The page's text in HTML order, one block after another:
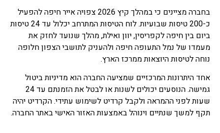
בחברה מציינים כי במהלך קיץ 2026 צפויה אייר חיפה להפעיל
כ-200 טיסות שבועיות. לוח הטיסות המתרחב יכלול עד 24 טיסות
ביום בין חיפה לקפריסין, יוון ואילת, מהלך שנועד לחזק את
מעמדו של נמל התעופה חיפה ולהעניק לתושבי הצפון חלופה
נוחה לטיסות היוצאות ממרכז הארץ.
אחד היתרונות המרכזיים שמציעה החברה הוא מדיניות ביטול
גמישה. הנוסעים יכולים לשנות או לבטל את הזמנתם עד 24
שעות לפני ההמראה ולקבל קרדיט לשימוש עתידי. הקרדיט יהיה
תקף למשך שנתיים וינוהל באמצעות האזור האישי באתר החברה.